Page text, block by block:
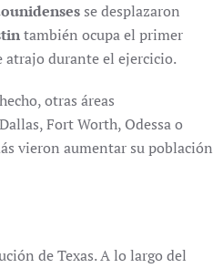
se desplazaron
también ocupa el primer
atrajo durante el ejercicio.
otras áreas
Fort Worth, Odessa o
vieron aumentar su población
de Texas. A lo largo del